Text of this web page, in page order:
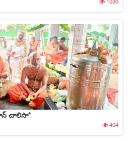
చాలిసా*
404